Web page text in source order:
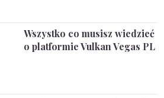
Wszystko co musisz wiedzieć
o platformie Vulkan Vegas PL